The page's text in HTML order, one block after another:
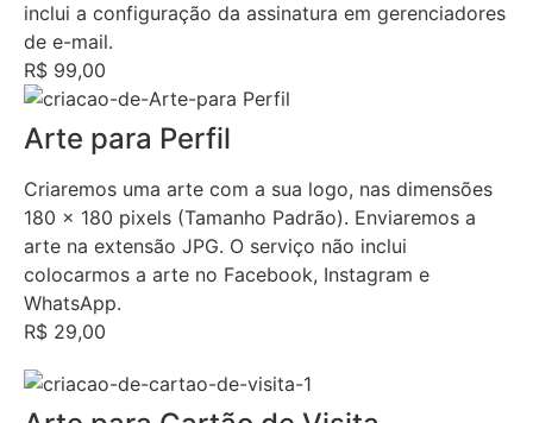
inclui a configuração da assinatura em gerenciadores
de e-mail.
R$ 99,00
Arte para Perfil
Criaremos uma arte com a sua logo, nas dimensões
180 x 180 pixels (Tamanho Padrão). Enviaremos a
arte na extensão JPG. O serviço não inclui
colocarmos a arte no Facebook, Instagram e
WhatsApp.
R$ 29,00